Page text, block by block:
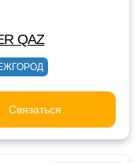
QАZ
Связаться